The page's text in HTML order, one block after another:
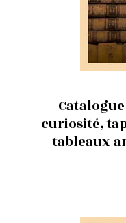
curiosité,
tableaux